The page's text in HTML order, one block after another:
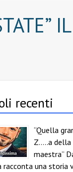
IL
recenti
“Quella
Z…..a della
maestra”
racconta una storia